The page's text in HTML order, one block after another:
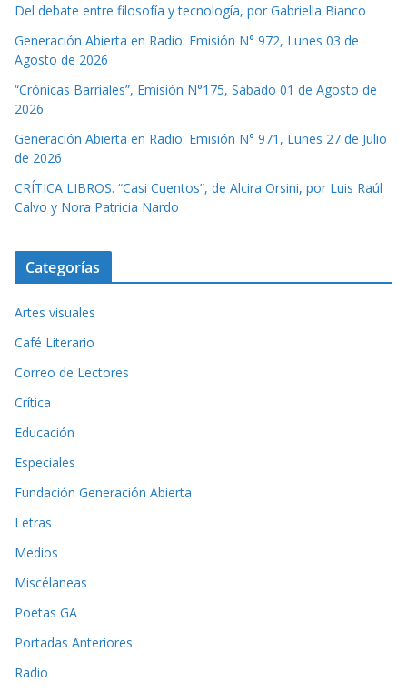
Del debate entre filosofía y tecnología, por Gabriella Bianco
Generación Abierta en Radio: Emisión N° 972, Lunes 03 de
Agosto de 2026
“Crónicas Barriales”, Emisión N°175, Sábado 01 de Agosto de
2026
Generación Abierta en Radio: Emisión N° 971, Lunes 27 de Julio
de 2026
CRÍTICA LIBROS. “Casi Cuentos”, de Alcira Orsini, por Luis Raúl
Calvo y Nora Patricia Nardo
Categorías
Artes visuales
Café Literario
Correo de Lectores
Crítica
Educación
Especiales
Fundación Generación Abierta
Letras
Medios
Miscélaneas
Poetas GA
Portadas Anteriores
Radio